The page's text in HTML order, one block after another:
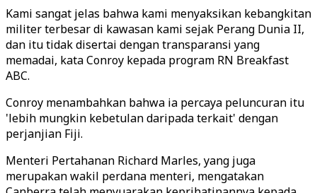
Kami sangat jelas bahwa kami menyaksikan kebangkitan
militer terbesar di kawasan kami sejak Perang Dunia II,
dan itu tidak disertai dengan transparansi yang
memadai, kata Conroy kepada program RN Breakfast
ABC.
Conroy menambahkan bahwa ia percaya peluncuran itu
'lebih mungkin kebetulan daripada terkait' dengan
perjanjian Fiji.
Menteri Pertahanan Richard Marles, yang juga
merupakan wakil perdana menteri, mengatakan